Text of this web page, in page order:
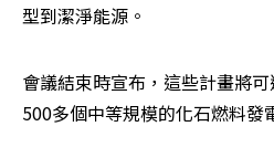
型到潔淨能源。
會議結束時宣布，這些計畫將
500多個中等規模的化石燃料發